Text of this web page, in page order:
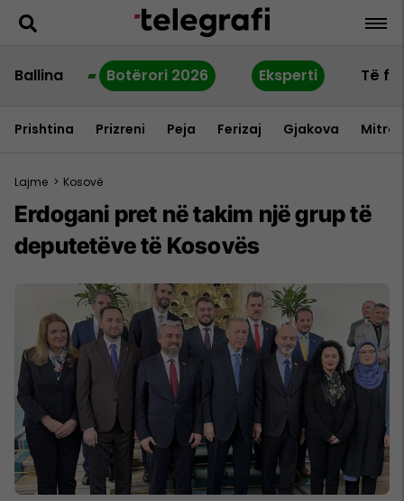
Ballina Botërori 2026 Eksperti Të
Prishtina Prizreni Peja Ferizaj Gjakova
Lajme > Kosovë
Erdogani pret në takim një grup të
deputetëve të Kosovës